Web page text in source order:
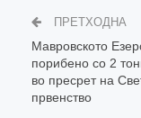
ПРЕТХОДНА
Мавровското
порибено со 2
во пресрет на
првенство